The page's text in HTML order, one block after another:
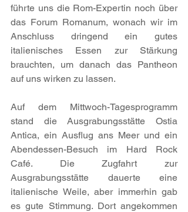
führte uns die Rom-Expertin noch über
das Forum Romanum, wonach wir im
Anschluss dringend ein gutes
italienisches Essen zur Stärkung
brauchten, um danach das Pantheon
auf uns wirken zu lassen.
Auf dem Mittwoch-Tagesprogramm
stand die Ausgrabungsstätte Ostia
Antica, ein Ausflug ans Meer und ein
Abendessen-Besuch im Hard Rock
Café. Die Zugfahrt zur
Ausgrabungsstätte dauerte eine
italienische Weile, aber immerhin gab
es gute Stimmung. Dort angekommen